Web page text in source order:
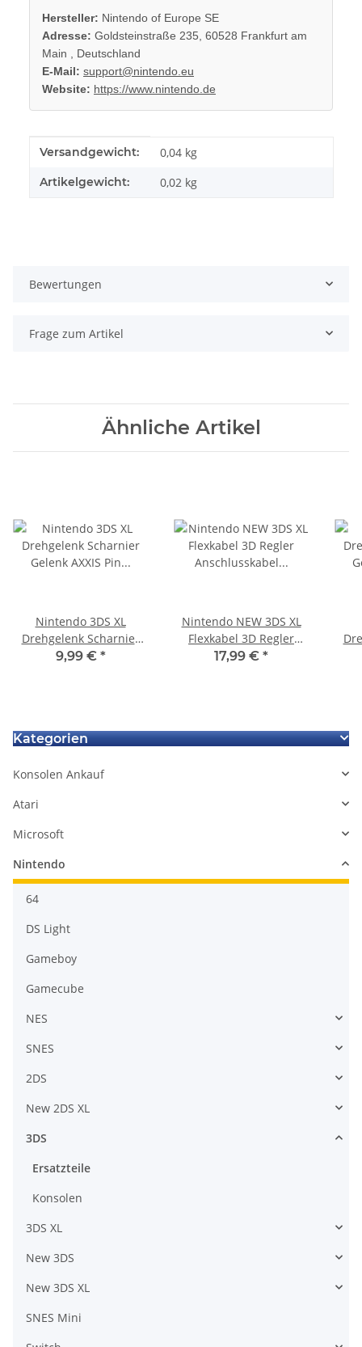
Hersteller: Nintendo of Europe SE
Adresse: Goldsteinstraße 235, 60528 Frankfurt am
Main , Deutschland
E-Mail: support@nintendo.eu
Website: https://www.nintendo.de
Produkteigenschaft
Wert
Versandgewicht: 0,04 kg
Artikelgewicht: 0,02 kg
Bewertungen
Frage zum Artikel
Ähnliche Artikel
Nintendo 3DS XL
Drehgelenk Scharnier
Gelenk AXXIS Pin für
9,99 € *
Nintendo NEW 3DS XL
Flexkabel 3D Regler
Anschlusskabel für
17,99 € *
Kategorien
Konsolen Ankauf
Atari
Microsoft
Nintendo
64
DS Light
Gameboy
Gamecube
NES
SNES
2DS
New 2DS XL
3DS
Ersatzteile
Konsolen
3DS XL
New 3DS
New 3DS XL
SNES Mini